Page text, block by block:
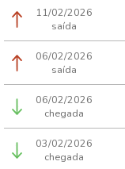
11/02/2026
saída
06/02/2026
saída
06/02/2026
chegada
03/02/2026
chegada